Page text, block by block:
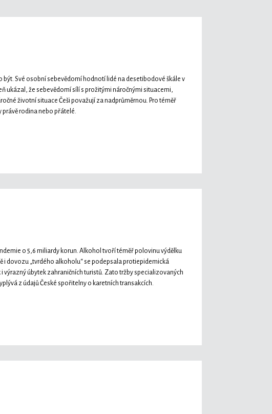
být. Své osobní sebevědomí hodnotí lidé na desetibodové škále v
ukázal, že sebevědomí sílí s prožitými náročnými situacemi,
životní situace Češi považují za nadprůměrnou. Pro téměř
rodina nebo přátelé.
o 5,6 miliardy korun. Alkohol tvoří téměř polovinu výdělku
i dovozu „tvrdého alkoholu“ se podepsala protiepidemická
výrazný úbytek zahraničních turistů. Zato tržby specializovaných
z údajů České spořitelny o karetních transakcích.